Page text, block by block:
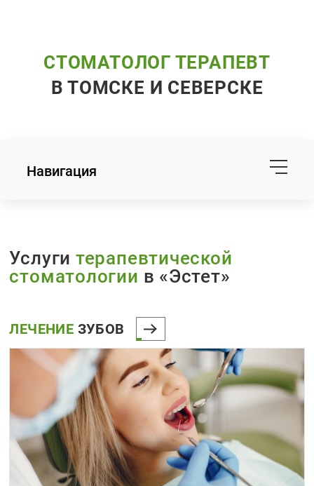
СТОМАТОЛОГ ТЕРАПЕВТ
В ТОМСКЕ И СЕВЕРСКЕ
Навигация
Услуги терапевтической
стоматологии в «Эстет»
ЛЕЧЕНИЕ ЗУБОВ